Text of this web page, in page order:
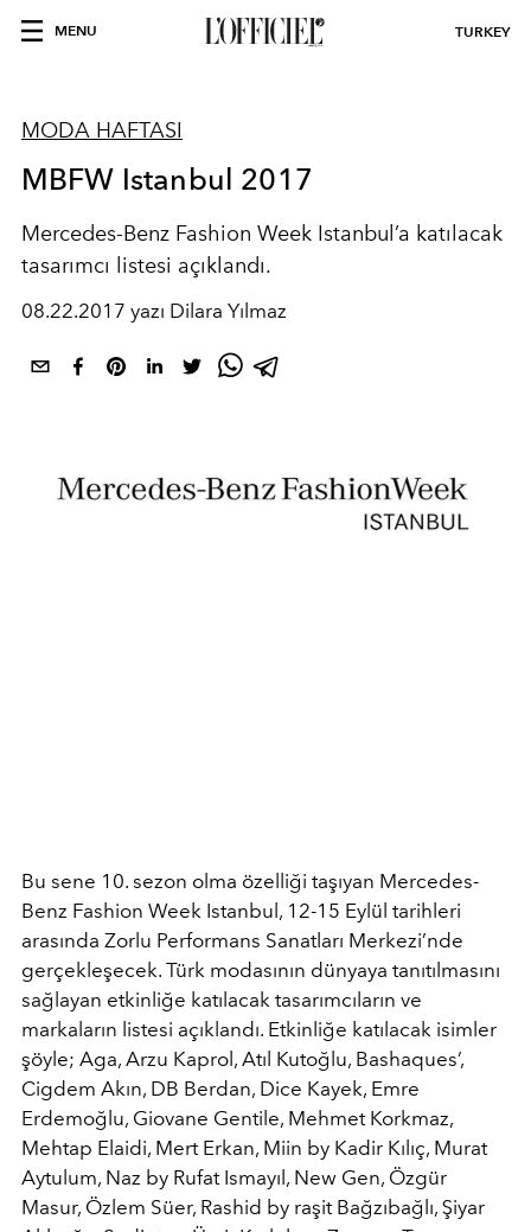
MENU TURKEY
MODA HAFTASI
MBFW Istanbul 2017
Mercedes-Benz Fashion Week Istanbul’a katılacak
tasarımcı listesi açıklandı.
08.22.2017 yazı Dilara Yılmaz
Bu sene 10. sezon olma özelliği taşıyan Mercedes-
Benz Fashion Week Istanbul, 12-15 Eylül tarihleri
arasında Zorlu Performans Sanatları Merkezi’nde
gerçekleşecek. Türk modasının dünyaya tanıtılmasını
sağlayan etkinliğe katılacak tasarımcıların ve
markaların listesi açıklandı. Etkinliğe katılacak isimler
şöyle; Aga, Arzu Kaprol, Atıl Kutoğlu, Bashaques’,
Cigdem Akın, DB Berdan, Dice Kayek, Emre
Erdemoğlu, Giovane Gentile, Mehmet Korkmaz,
Mehtap Elaidi, Mert Erkan, Miin by Kadir Kılıç, Murat
Aytulum, Naz by Rufat Ismayıl, New Gen, Özgür
Masur, Özlem Süer, Rashid by raşit Bağzıbağlı, Şiyar